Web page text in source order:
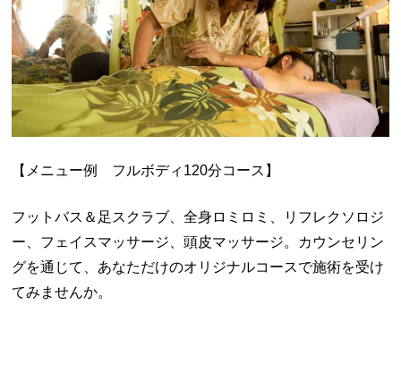
【メニュー例 フルボディ 120分コース】
フットバス＆足スクラブ、全身ロミロミ、リフレクソロジ
ー、フェイスマッサージ、頭皮マッサージ。カウンセリン
グを通じて、あなただけのオリジナルコースで施術を受け
てみませんか。